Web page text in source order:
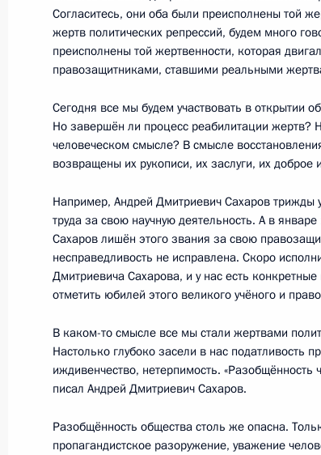
14 ноября 2017 года, 15:20 Москва
9 ноября 2017 года, четверг
Форум межрегионального
9 ноября 2017 года, 18:40
8 ноября 2017 года, среда
Рабочая встреча с главой
8 ноября 2017 года, 13:15 Москва,
7 ноября 2017 года, вторник
сотрудничества России с
Согласитесь, они оба были преисполнены той
жертв политических репрессий, будем много
преисполнены той жертвенности, которая
правозащитниками, ставшими реальными
Сегодня все мы будем участвовать в открытии
Но завершён ли процесс реабилитации жертв?
человеческом смысле? В смысле
возвращены их рукописи, их заслуги, их доброе
Например, Андрей Дмитриевич Сахаров трижды
труда за свою научную деятельность. А в
Сахаров лишён этого звания за свою
несправедливость не исправлена. Скоро
Дмитриевича Сахарова, и у нас есть
отметить юбилей этого великого учёного и
В каком-то смысле все мы стали жертвами
Настолько глубоко засели в нас податливость
иждивенчество, нетерпимость. «Разобщённость
писал Андрей Дмитриевич Сахаров.
Разобщённость общества столь же опасна.
пропагандистское разоружение, уважение